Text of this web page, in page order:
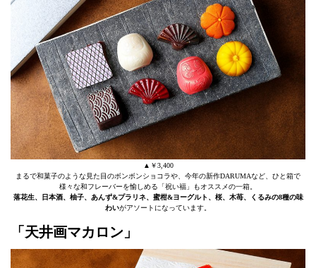
▲￥3,400
まるで和菓子のような見た目のボンボンショコラや、今年の新作DARUMAなど、ひと箱で
様々な和フレーバーを愉しめる「祝い福」もオススメの一箱。
落花生、日本酒、柚子、あんず&プラリネ、蜜柑&ヨーグルト、桜、木苺、くるみの8種の味
わいがアソートになっています。
「天井画マカロン」